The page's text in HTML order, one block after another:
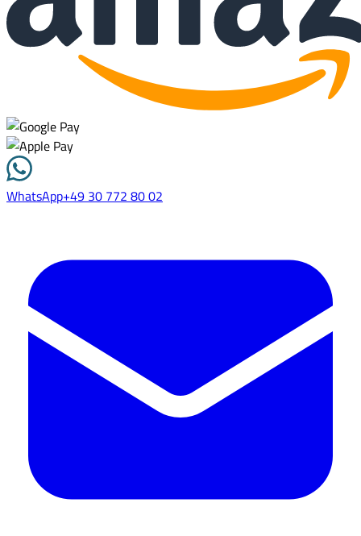
WhatsApp+49 30 772 80 02